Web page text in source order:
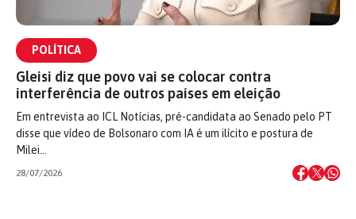
POLÍTICA
Gleisi diz que povo vai se colocar contra
interferência de outros países em eleição
Em entrevista ao ICL Notícias, pré-candidata ao Senado pelo PT
disse que vídeo de Bolsonaro com IA é um ilícito e postura de
Milei…
28/07/2026